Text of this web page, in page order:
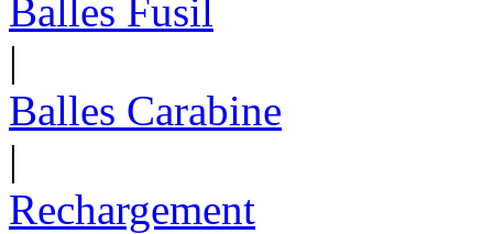
Balles Fusil
|
Balles Carabine
|
Rechargement